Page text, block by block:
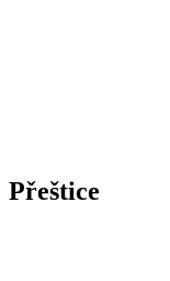
Přeštice